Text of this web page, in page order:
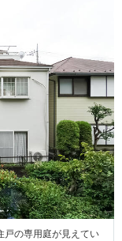
戸の専用庭が見えてい